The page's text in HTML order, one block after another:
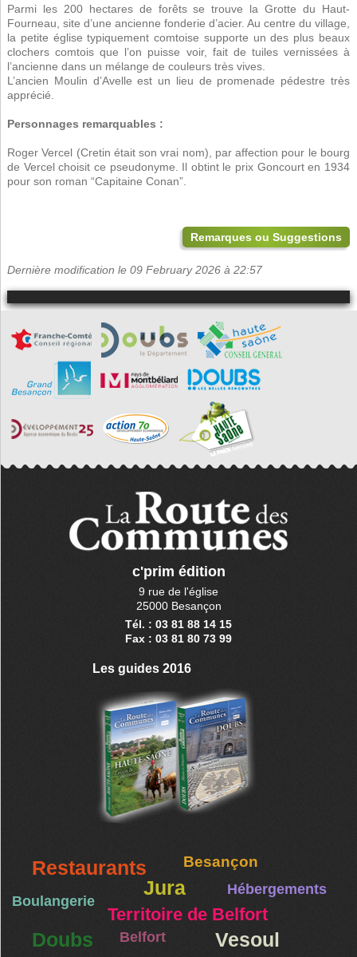
Parmi les 200 hectares de forêts se trouve la Grotte du Haut-
Fourneau, site d’une ancienne fonderie d’acier. Au centre du village,
la petite église typiquement comtoise supporte un des plus beaux
clochers comtois que l’on puisse voir, fait de tuiles vernissées à
l’ancienne dans un mélange de couleurs très vives.
L’ancien Moulin d’Avelle est un lieu de promenade pédestre très
apprécié.
Personnages remarquables :
Roger Vercel (Cretin était son vrai nom), par affection pour le bourg
de Vercel choisit ce pseudonyme. Il obtint le prix Goncourt en 1934
pour son roman “Capitaine Conan”.
Remarques ou Suggestions
Dernière modification le 09 February 2026 à 22:57
c'prim édition
9 rue de l'église
25000 Besançon
Tél. : 03 81 88 14 15
Fax : 03 81 80 73 99
Les guides 2016
Restaurants Besançon
Jura Hébergements
Boulangerie
Territoire de Belfort
Doubs Belfort
Vesoul